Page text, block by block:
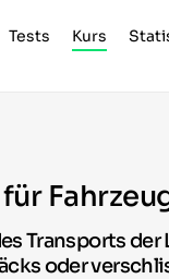
Tests Kurs
Transports
oder